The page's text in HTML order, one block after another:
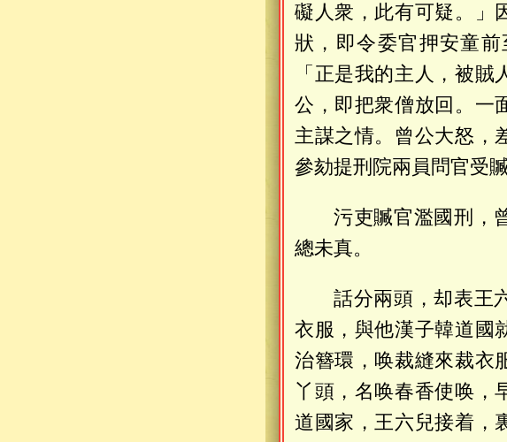
礙人衆，此有可疑。」
狀，即令委官押安童
「正是我的主人，被
公，即把衆僧放回。一
主謀之情。曾公大怒，
參劾提刑院兩員問官受
污吏贓官濫國刑，
總未真。
話分兩頭，却表王
衣服，與他漢子韓道國
治簪環，唤裁縫來裁衣
丫頭，名唤春香使唤，
道國家，王六兒接着，